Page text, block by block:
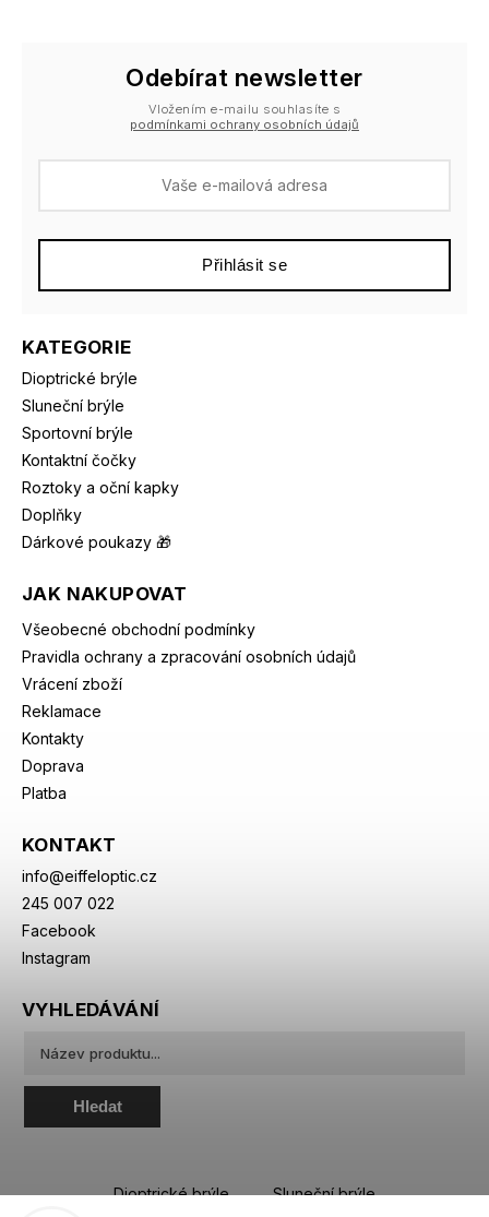
KATEGORIE
Dioptrické brýle
Sluneční brýle
Sportovní brýle
Kontaktní čočky
Roztoky a oční kapky
Doplňky
Dárkové poukazy 🎁
JAK NAKUPOVAT
Všeobecné obchodní podmínky
Pravidla ochrany a zpracování osobních údajů
Vrácení zboží
Reklamace
Kontakty
Doprava
Platba
KONTAKT
info@eiffeloptic.cz
245 007 022
Facebook
Instagram
Odebírat newsletter
Vložením e-mailu souhlasíte s
podmínkami ochrany osobních údajů
Přihlásit se
VYHLEDÁVÁNÍ
Hledat
Dioptrické brýle Sluneční brýle